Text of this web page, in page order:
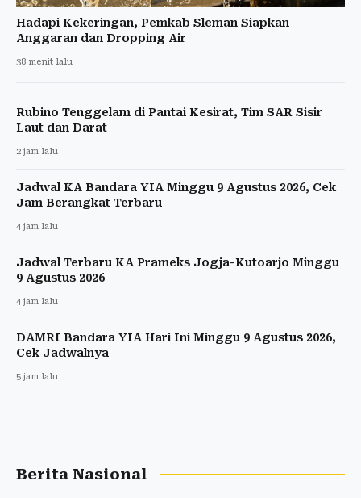
Hadapi Kekeringan, Pemkab Sleman Siapkan
Anggaran dan Dropping Air
38 menit lalu
Rubino Tenggelam di Pantai Kesirat, Tim SAR Sisir
Laut dan Darat
2 jam lalu
Jadwal KA Bandara YIA Minggu 9 Agustus 2026, Cek
Jam Berangkat Terbaru
4 jam lalu
Jadwal Terbaru KA Prameks Jogja-Kutoarjo Minggu
9 Agustus 2026
4 jam lalu
DAMRI Bandara YIA Hari Ini Minggu 9 Agustus 2026,
Cek Jadwalnya
5 jam lalu
Berita Nasional